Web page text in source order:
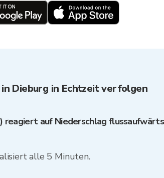
Dieburg in Echtzeit verfolgen
reagiert auf Niederschlag
alle 5 Minuten.